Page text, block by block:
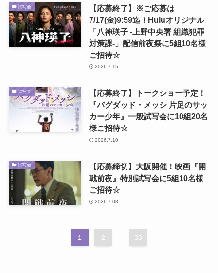
試写会
【応募終了】※ご応募は
7/17(金)9:59迄！Huluオリジナル
「八神瑛子 -上野中央署 組織犯罪
対策課-」配信前夜祭に5組10名様
ご招待☆
2026.7.15
試写会
【応募終了】トークショー予定！
『バグダッド・メッシ 片足のサッ
カー少年』一般試写会に10組20名
様ご招待☆
2026.7.10
試写会
【応募締切】大阪開催！映画『開
戦前夜』特別試写会に5組10名様
ご招待☆
2026.7.08
1 2 33